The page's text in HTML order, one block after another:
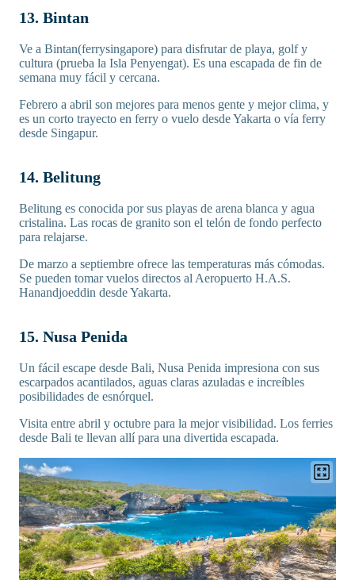
13. Bintan
Ve a Bintan(ferrysingapore) para disfrutar de playa, golf y
cultura (prueba la Isla Penyengat). Es una escapada de fin de
semana muy fácil y cercana.
Febrero a abril son mejores para menos gente y mejor clima, y
es un corto trayecto en ferry o vuelo desde Yakarta o vía ferry
desde Singapur.
14. Belitung
Belitung es conocida por sus playas de arena blanca y agua
cristalina. Las rocas de granito son el telón de fondo perfecto
para relajarse.
De marzo a septiembre ofrece las temperaturas más cómodas.
Se pueden tomar vuelos directos al Aeropuerto H.A.S.
Hanandjoeddin desde Yakarta.
15. Nusa Penida
Un fácil escape desde Bali, Nusa Penida impresiona con sus
escarpados acantilados, aguas claras azuladas e increíbles
posibilidades de esnórquel.
Visita entre abril y octubre para la mejor visibilidad. Los ferries
desde Bali te llevan allí para una divertida escapada.